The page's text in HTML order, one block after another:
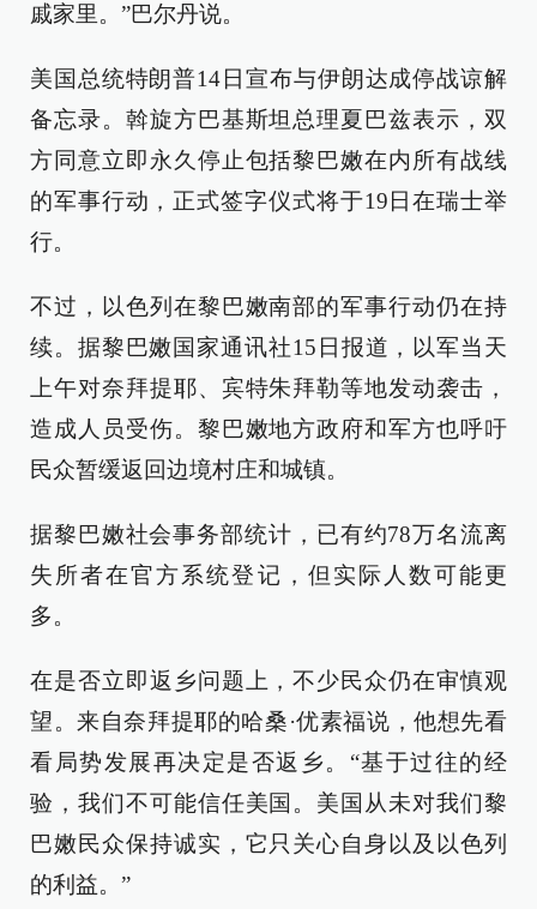
戚家里。”巴尔丹说。
美国总统特朗普14日宣布与伊朗达成停战谅解
备忘录。斡旋方巴基斯坦总理夏巴兹表示，双
方同意立即永久停止包括黎巴嫩在内所有战线
的军事行动，正式签字仪式将于19日在瑞士举
行。
不过，以色列在黎巴嫩南部的军事行动仍在持
续。据黎巴嫩国家通讯社15日报道，以军当天
上午对奈拜提耶、宾特朱拜勒等地发动袭击，
造成人员受伤。黎巴嫩地方政府和军方也呼吁
民众暂缓返回边境村庄和城镇。
据黎巴嫩社会事务部统计，已有约78万名流离
失所者在官方系统登记，但实际人数可能更
多。
在是否立即返乡问题上，不少民众仍在审慎观
望。来自奈拜提耶的哈桑·优素福说，他想先看
看局势发展再决定是否返乡。“基于过往的经
验，我们不可能信任美国。美国从未对我们黎
巴嫩民众保持诚实，它只关心自身以及以色列
的利益。”